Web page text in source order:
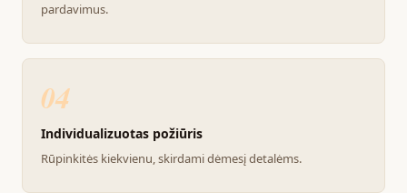
pardavimus.
04
Individualizuotas požiūris
Rūpinkitės kiekvienu, skirdami dėmesį detalėms.